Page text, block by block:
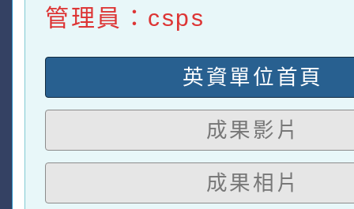
管理員：csps
英資單位首頁
成果影片
成果相片